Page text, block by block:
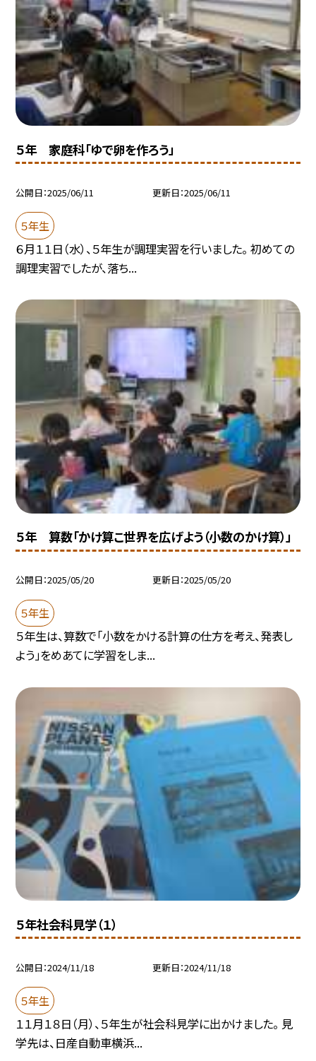
５年 家庭科「ゆで卵を作ろう」
公開日 2025/06/11 更新日 2025/06/11
５年生
６月１１日（水）、５年生が調理実習を行いました。 初めての
調理実習でしたが、落ち...
５年 算数「かけ算こ世界を広げよう（小数のかけ算）」
公開日 2025/05/20 更新日 2025/05/20
５年生
５年生は、算数で「小数をかける計算の仕方を考え、発表し
よう」をめあてに学習をしま...
５年社会科見学（１）
公開日 2024/11/18 更新日 2024/11/18
５年生
１１月１８日（月）、５年生が社会科見学に出かけました。 見
学先は、日産自動車横浜...